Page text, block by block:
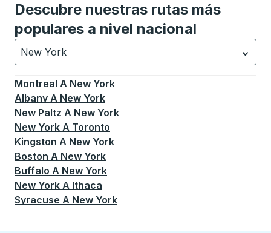
Descubre nuestras rutas más
populares a nivel nacional
New York
Currently selected: New York.La selección está
Montreal A New York
Albany A New York
New Paltz A New York
New York A Toronto
Kingston A New York
Boston A New York
Buffalo A New York
New York A Ithaca
Syracuse A New York